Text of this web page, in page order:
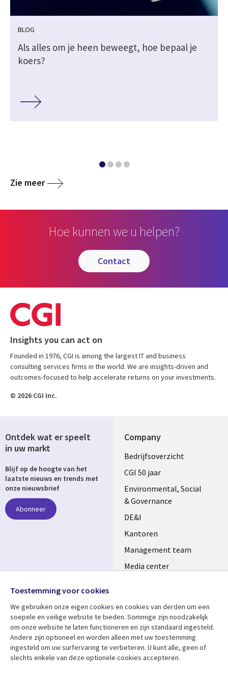
BLOG
Als alles om je heen beweegt, hoe bepaal je
koers?
Zie meer
Hoe kunnen we u helpen?
contact
Insights you can act on
Founded in 1976, CGI is among the largest IT and business
consulting services firms in the world. We are insights-driven and
outcomes-focused to help accelerate returns on your investments.
© 2026 CGI Inc.
Company
Useful
links
NETHERLANDS
Bedrijfsoverzicht
CGI 50 jaar
Environmental, Social
& Governance
DE&I
Kantoren
Management team
Media center
Bekijk meer
Library
Artikelen
Support
Legal
Disclaimer
Ontdek wat er speelt
in uw markt
Blijf op de hoogte van het
laatste nieuws en trends met
onze nieuwsbrief
Abonneer
Media
NETHERLANDS
Toestemming voor cookies
We gebruiken onze eigen cookies en cookies van derden om een ​​
soepele en veilige website te bieden. Sommige zijn noodzakelijk
om onze website te laten functioneren en zijn standaard ingesteld.
Andere zijn optioneel en worden alleen met uw toestemming
ingesteld om uw surfervaring te verbeteren. U kunt alle, geen of
slechts enkele van deze optionele cookies accepteren.